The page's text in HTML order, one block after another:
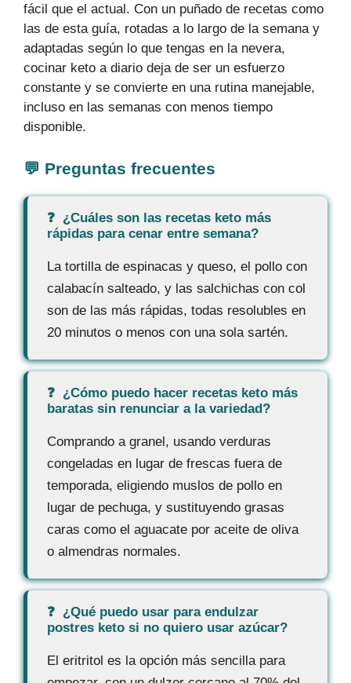
fácil que el actual. Con un puñado de recetas como
las de esta guía, rotadas a lo largo de la semana y
adaptadas según lo que tengas en la nevera,
cocinar keto a diario deja de ser un esfuerzo
constante y se convierte en una rutina manejable,
incluso en las semanas con menos tiempo
disponible.
¿Cuáles son las recetas keto más
rápidas para cenar entre semana?
La tortilla de espinacas y queso, el pollo con
calabacín salteado, y las salchichas con col
son de las más rápidas, todas resolubles en
20 minutos o menos con una sola sartén.
¿Cómo puedo hacer recetas keto más
baratas sin renunciar a la variedad?
Comprando a granel, usando verduras
congeladas en lugar de frescas fuera de
temporada, eligiendo muslos de pollo en
lugar de pechuga, y sustituyendo grasas
caras como el aguacate por aceite de oliva
o almendras normales.
¿Qué puedo usar para endulzar
postres keto si no quiero usar azúcar?
El eritritol es la opción más sencilla para